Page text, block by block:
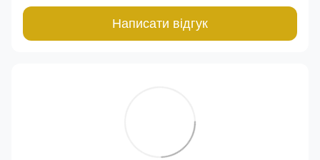
Написати відгук